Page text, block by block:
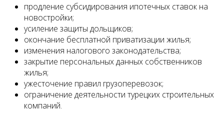
продление субсидирования ипотечных ставок на
новостройки;
усиление защиты дольщиков;
окончание бесплатной приватизации жилья;
изменения налогового законодательства;
закрытие персональных данных собственников
жилья;
ужесточение правил грузоперевозок;
ограничение деятельности турецких строительных
компаний.